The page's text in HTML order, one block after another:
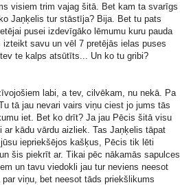
visiem trim vajag šitā. Bet kam ta svarīgs
Jaņķelis tur stāstīja? Bija. Bet tu pats
pusei izdevīgāko lēmumu kuru pauda
savu un vēl 7 pretējās ielas puses
te kalps atsūtīts... Un ko tu gribi?
labi, a tev, cilvēkam, nu nekā. Pa
tā jau nevari vairs viņu ciest jo jums tās
iet. Bet ko drīt? Ja jau Pēcis šitā visu
kādu vārdu aizliek. Tas Jaņķelis tāpat
iepriekšējos kašķus, Pēcis tik lēti
šis piekrīt ar. Tikai pēc nākamās sapulces
un tavu viedokli jau tur neviens neesot
viņu, bet neesot tāds priekšlikums